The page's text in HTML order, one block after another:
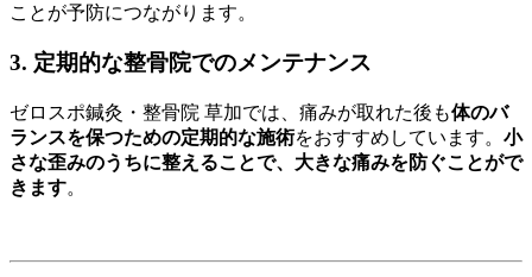
ことが予防につながります。
3. 定期的な整骨院でのメンテナンス
ゼロスポ鍼灸・整骨院 草加では、痛みが取れた後も体のバ
ランスを保つための定期的な施術をおすすめしています。 小
さな歪みのうちに整えることで、大きな痛みを防ぐことがで
きます。